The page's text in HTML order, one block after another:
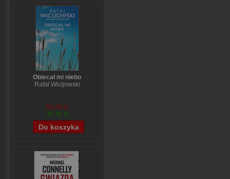
Obiecał mi niebo
Rafał Wicijowski
57,70 zł
46,36 zł